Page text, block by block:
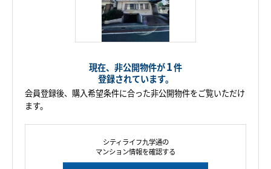
現在、非公開物件が1件
登録されています。
会員登録後、購入希望条件に合った非公開物件をご覧いただけ
ます。
シティライフ九学通の
マンション情報を確認する